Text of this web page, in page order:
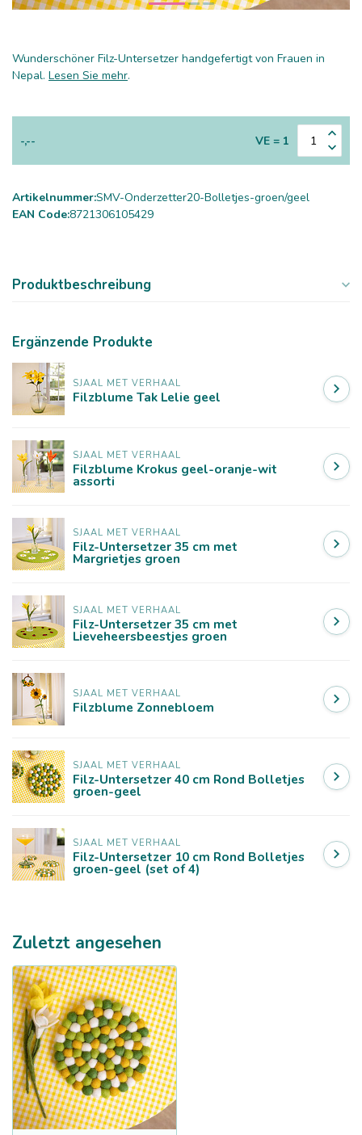
Wunderschöner Filz-Untersetzer handgefertigt von Frauen in
Nepal. Lesen Sie mehr.
-,-- VE = 1
Artikelnummer:SMV-Onderzetter20-Bolletjes-groen/geel
EAN Code:8721306105429
Produktbeschreibung
Ergänzende Produkte
SJAAL MET VERHAAL
Filzblume Tak Lelie geel
SJAAL MET VERHAAL
Filzblume Krokus geel-oranje-wit
assorti
SJAAL MET VERHAAL
Filz-Untersetzer 35 cm met
Margrietjes groen
SJAAL MET VERHAAL
Filz-Untersetzer 35 cm met
Lieveheersbeestjes groen
SJAAL MET VERHAAL
Filzblume Zonnebloem
SJAAL MET VERHAAL
Filz-Untersetzer 40 cm Rond Bolletjes
groen-geel
SJAAL MET VERHAAL
Filz-Untersetzer 10 cm Rond Bolletjes
groen-geel (set of 4)
Zuletzt angesehen